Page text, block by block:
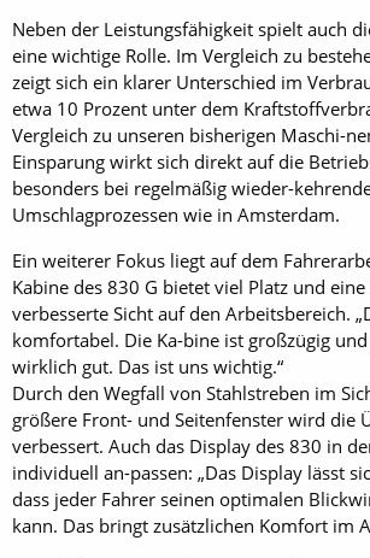
Neben der Leistungsfähigkeit spielt auch
eine wichtige Rolle. Im Vergleich zu
zeigt sich ein klarer Unterschied im
etwa 10 Prozent unter dem
Vergleich zu unseren bisherigen Maschi-
Einsparung wirkt sich direkt auf die
besonders bei regelmäßig wieder-
Umschlagprozessen wie in Amsterdam.
Ein weiterer Fokus liegt auf dem
Kabine des 830 G bietet viel Platz und
verbesserte Sicht auf den Arbeitsbereich.
komfortabel. Die Ka-bine ist großzügig
wirklich gut. Das ist uns wichtig.“
Durch den Wegfall von Stahlstreben im
größere Front- und Seitenfenster wird die
verbessert. Auch das Display des 830 in
individuell an-passen: „Das Display lässt
dass jeder Fahrer seinen optimalen
kann. Das bringt zusätzlichen Komfort im